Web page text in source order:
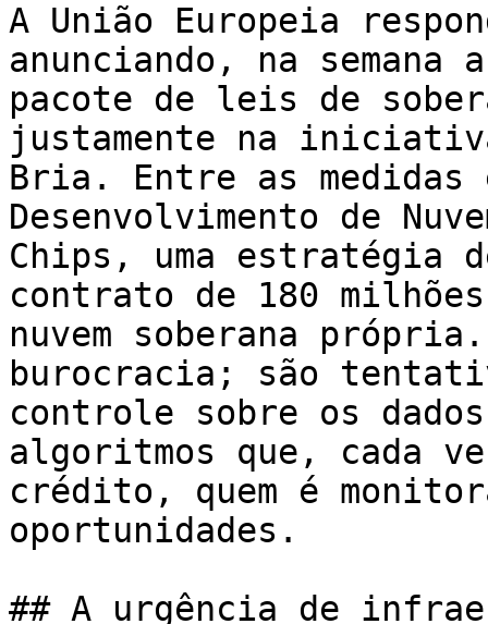
A União Europeia
anunciando, na
pacote de leis de
justamente na
Bria. Entre as
Desenvolvimento de
Chips, uma estratégia
contrato de 180
nuvem soberana
burocracia; são
controle sobre os
algoritmos que, cada
crédito, quem é
oportunidades.
## A urgência de